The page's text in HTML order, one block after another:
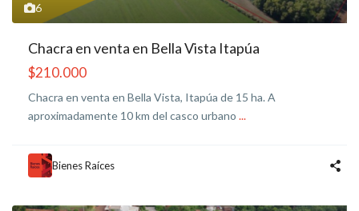
6
Chacra en venta en Bella Vista Itapúa
$210.000
Chacra en venta en Bella Vista, Itapúa de 15 ha. A
aproximadamente 10 km del casco urbano ...
Bienes Raíces